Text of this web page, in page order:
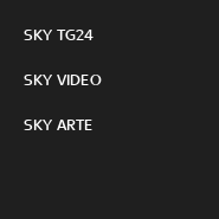
SKY TG24
SKY VIDEO
SKY ARTE